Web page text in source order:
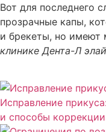
Вот для последнего
прозрачные капы,
и брекеты, но имеют
клинике Дента-Л
Исправление
и способы коррекции